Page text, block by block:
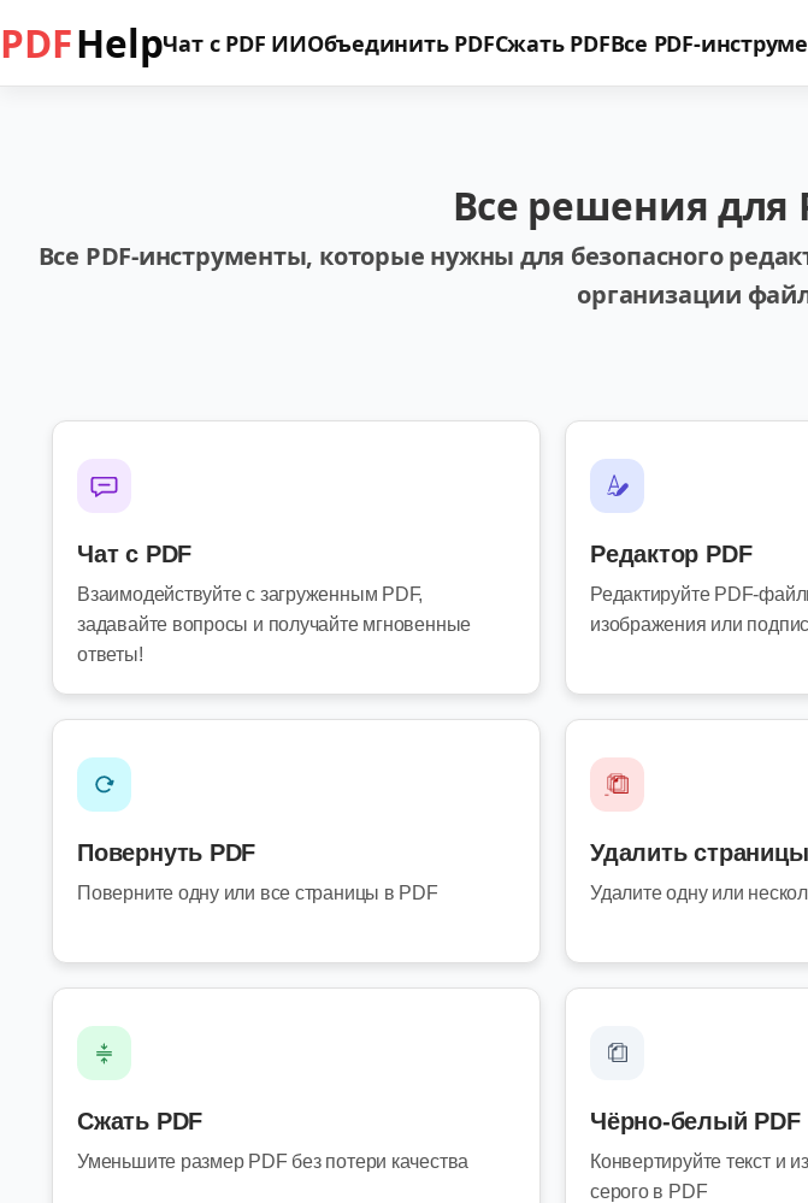
PDFHelpЧат с PDF ИИОбъединить PDFСжать PDFВсе PDF-
Все решения для
Все PDF-инструменты, которые нужны для безопасного
организации
Чат с PDF
Взаимодействуйте с загруженным PDF,
задавайте вопросы и получайте мгновенные
ответы!
Редактор PDF
Редактируйте PDF-
изображения или
Повернуть PDF
Поверните одну или все страницы в PDF
Удалить страницы
Удалите одну или
Сжать PDF
Уменьшите размер PDF без потери качества
Чёрно-белый PDF
Конвертируйте текст и
серого в PDF